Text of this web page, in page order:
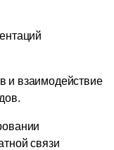
и взаимодействие
связи